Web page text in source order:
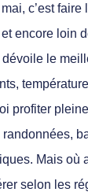
, c’est faire
encore loin
le
profiter
. Mais où
selon les